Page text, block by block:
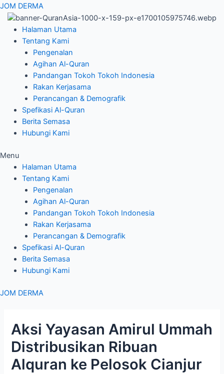
JOM DERMA
Halaman Utama
Tentang Kami
Pengenalan
Agihan Al-Quran
Pandangan Tokoh Tokoh Indonesia
Rakan Kerjasama
Perancangan & Demografik
Spefikasi Al-Quran
Berita Semasa
Hubungi Kami
Menu
Halaman Utama
Tentang Kami
Pengenalan
Agihan Al-Quran
Pandangan Tokoh Tokoh Indonesia
Rakan Kerjasama
Perancangan & Demografik
Spefikasi Al-Quran
Berita Semasa
Hubungi Kami
JOM DERMA
Aksi Yayasan Amirul Ummah
Distribusikan Ribuan
Alquran ke Pelosok Cianjur